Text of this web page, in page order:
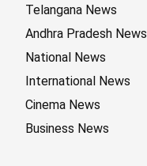
Telangana News
Andhra Pradesh News
National News
International News
Cinema News
Business News